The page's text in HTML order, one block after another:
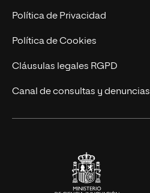
Postgrados
Cursos Universitarios
Trabaja en UNIR
Actualidad
UNIR Revista
Eventos
Política de Privacidad
Política de Cookies
Cláusulas legales RGPD
Canal de consultas y denuncias